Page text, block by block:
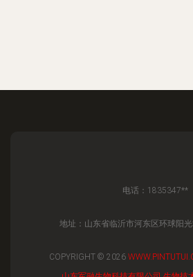
电话：1835347**
地址：山东省临沂市河东区环球阳
COPYRIGHT © 2026